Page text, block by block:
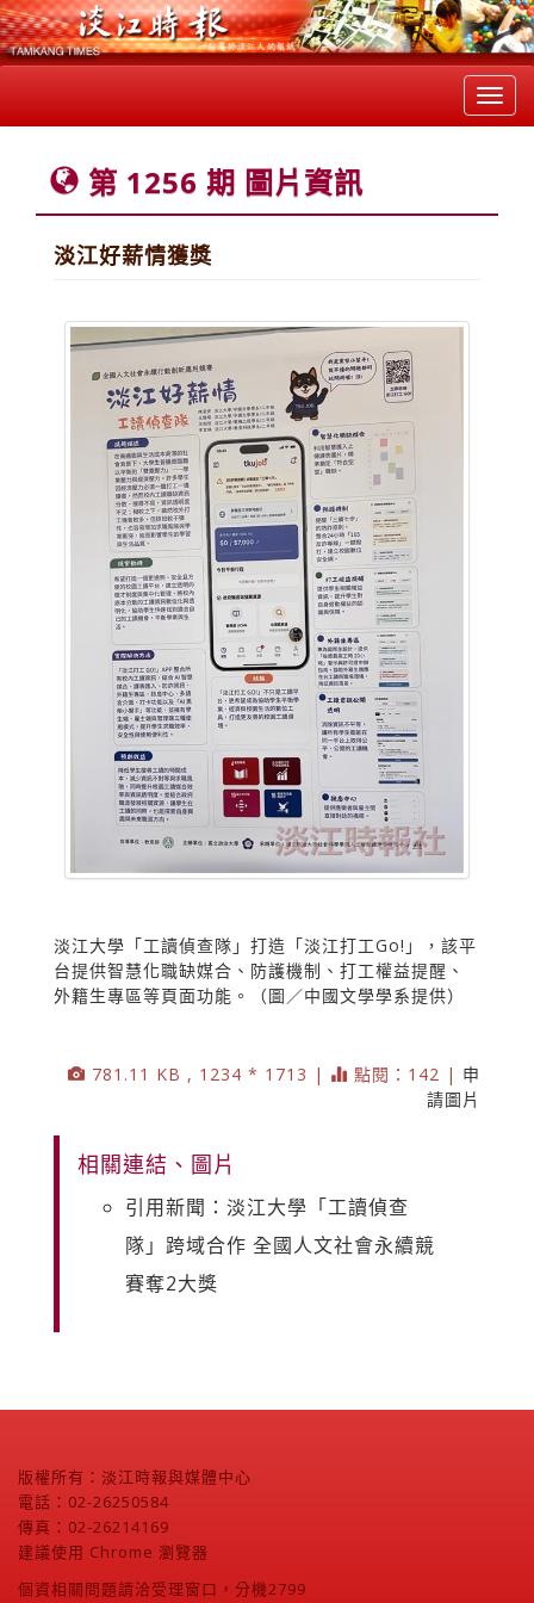
第 1256 期 圖片資訊
淡江好薪情獲獎
淡江大學「工讀偵查隊」打造「淡江打工Go!」，該平
台提供智慧化職缺媒合、防護機制、打工權益提醒、
外籍生專區等頁面功能。（圖／中國文學學系提供）
781.11 KB , 1234 * 1713 | 點閱：142 | 申
請圖片
相關連結、圖片
引用新聞：淡江大學「工讀偵查
隊」跨域合作 全國人文社會永續競
賽奪2大獎
版權所有：淡江時報與媒體中心
電話：02-26250584
傳真：02-26214169
建議使用 Chrome 瀏覽器
個資相關問題請洽受理窗口，分機2799